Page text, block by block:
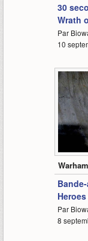
30
Wrath
Par
10
Par
8